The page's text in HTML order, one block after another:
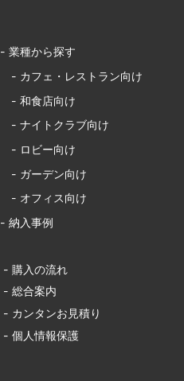
- 業種から探す
- カフェ・レストラン向け
- 和食店向け
- ナイトクラブ向け
- ロビー向け
- ガーデン向け
- オフィス向け
- 納入事例
- 購入の流れ
- 総合案内
- カンタンお見積り
- 個人情報保護